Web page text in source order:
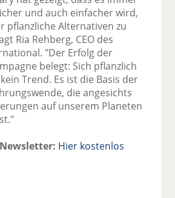
und auch einfacher wird,
pflanzliche Alternativen zu
Ria Rehberg, CEO des
"Der Erfolg der
belegt: Sich pflanzlich
Trend. Es ist die Basis der
die angesichts
auf unserem Planeten
Hier kostenlos